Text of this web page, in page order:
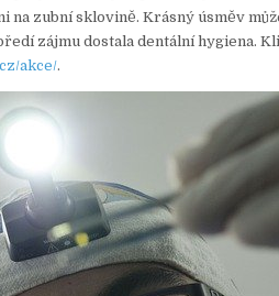
na zubní sklovině. Krásný úsměv
zájmu dostala dentální hygiena.
akce/.